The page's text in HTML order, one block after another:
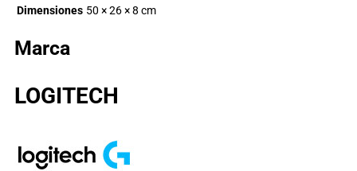
Dimensiones 50 × 26 × 8 cm
Marca
LOGITECH